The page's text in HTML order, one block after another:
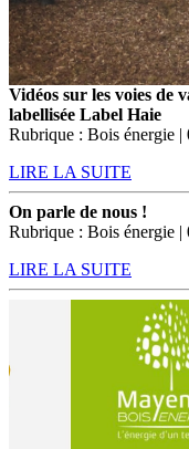
Vidéos sur les voies de
labellisée Label Haie
Rubrique : Bois énergie |
LIRE LA SUITE
On parle de nous !
Rubrique : Bois énergie |
LIRE LA SUITE